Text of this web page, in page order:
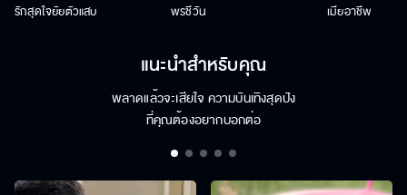
รักสุดใจยัยตัวแสบ พรชีวัน เมียอาชีพ
แนะนำสำหรับคุณ
พลาดแล้วจะเสียใจ ความบันเทิงสุดปัง
ที่คุณต้องอยากบอกต่อ